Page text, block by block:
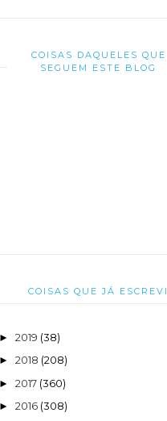
COISAS DAQUELES QUE
SEGUEM ESTE BLOG
COISAS QUE JÁ ESCREVI
► 2019 (38)
► 2018 (208)
► 2017 (360)
► 2016 (308)